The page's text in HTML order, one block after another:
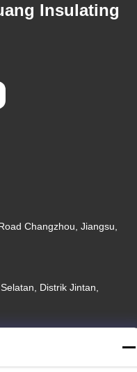
Insulating
Changzhou, Jiangsu,
Distrik Jintan,